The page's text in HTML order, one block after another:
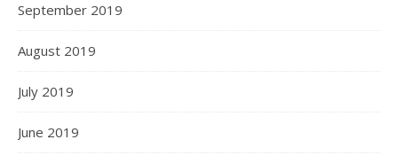
September 2019
August 2019
July 2019
June 2019